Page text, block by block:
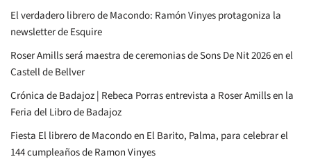
El verdadero librero de Macondo: Ramón Vinyes protagoniza la
newsletter de Esquire
Roser Amills será maestra de ceremonias de Sons De Nit 2026 en el
Castell de Bellver
Crónica de Badajoz | Rebeca Porras entrevista a Roser Amills en la
Feria del Libro de Badajoz
Fiesta El librero de Macondo en El Barito, Palma, para celebrar el
144 cumpleaños de Ramon Vinyes